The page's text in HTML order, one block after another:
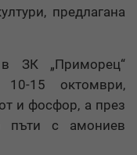
предлагана
ЗК „Приморец“
15 октомври,
и фосфор, а през
пъти с амониев